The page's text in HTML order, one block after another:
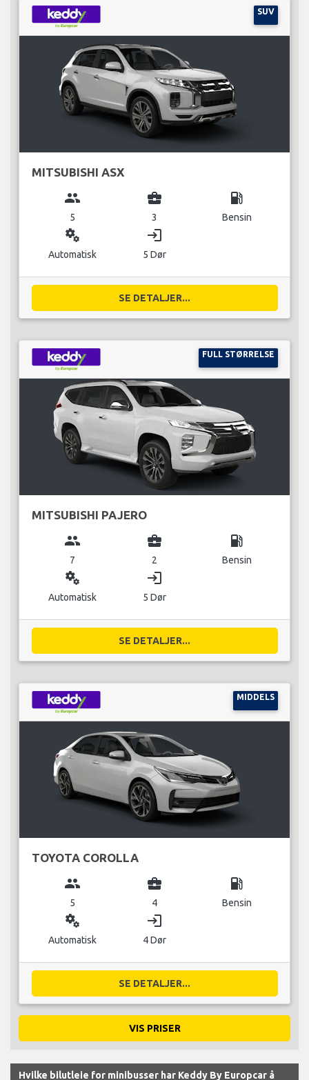
SUV
MITSUBISHI ASX
group
5
business_center
3
local_gas_station
Bensin
miscellaneous_services
Automatisk
login
5 Dør
SE DETALJER...
FULL STØRRELSE
MITSUBISHI PAJERO
group
7
business_center
2
local_gas_station
Bensin
miscellaneous_services
Automatisk
login
5 Dør
SE DETALJER...
MIDDELS
TOYOTA COROLLA
group
5
business_center
4
local_gas_station
Bensin
miscellaneous_services
Automatisk
login
4 Dør
SE DETALJER...
VIS PRISER
Hvilke bilutleie for minibusser har Keddy By Europcar å